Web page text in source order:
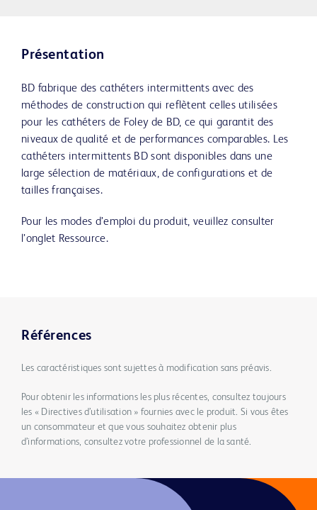
Présentation
BD fabrique des cathéters intermittents avec des
méthodes de construction qui reflètent celles utilisées
pour les cathéters de Foley de BD, ce qui garantit des
niveaux de qualité et de performances comparables. Les
cathéters intermittents BD sont disponibles dans une
large sélection de matériaux, de configurations et de
tailles françaises.
Pour les modes d’emploi du produit, veuillez consulter
l’onglet Ressource.
Références
Les caractéristiques sont sujettes à modification sans préavis.
Pour obtenir les informations les plus récentes, consultez toujours
les « Directives d’utilisation » fournies avec le produit. Si vous êtes
un consommateur et que vous souhaitez obtenir plus
d’informations, consultez votre professionnel de la santé.